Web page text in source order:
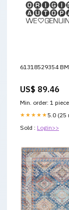
61318529354
US$ 89.46
Min. order: 1 piece
★★★★★5.0 (25
Sold : Login>>